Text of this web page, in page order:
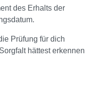
des Erhalts der
Prüfung für dich
hättest erkennen